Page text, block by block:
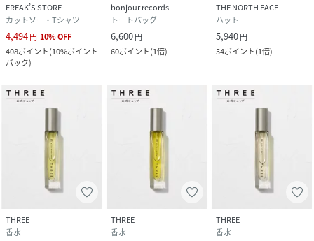
FREAK’S STORE
カットソー・Tシャツ
4,494円 10%OFF
408ポイント(10%ポイント
バック)
bonjour records
トートバッグ
6,600円
60ポイント(1倍)
THE NORTH FACE
ハット
5,940円
54ポイント(1倍)
THREE
香水
THREE
香水
THREE
香水